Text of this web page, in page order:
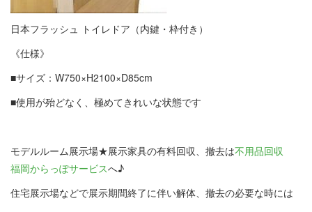
日本フラッシュ トイレドア（内鍵・枠付き）
《仕様》
■サイズ：W750×H2100×D85cm
■使用が殆どなく、極めてきれいな状態です
モデルルーム展示場★展示家具の有料回収、撤去は不用品回収
福岡からっぽサービスへ♪
住宅展示場などで展示期間終了に伴い解体、撤去の必要な時には